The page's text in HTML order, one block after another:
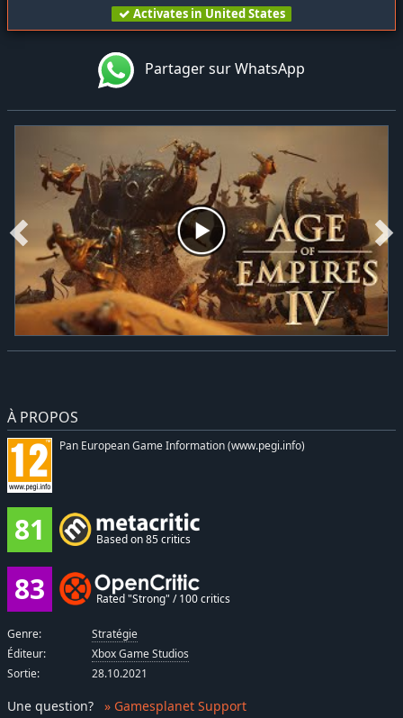
Activates in United States
Partager sur WhatsApp
À PROPOS
Pan European Game Information (www.pegi.info)
81 Based on 85 critics
83 Rated "Strong" / 100 critics
Genre:
Stratégie
Éditeur:
Xbox Game Studios
Sortie:
28.10.2021
Une question? » Gamesplanet Support